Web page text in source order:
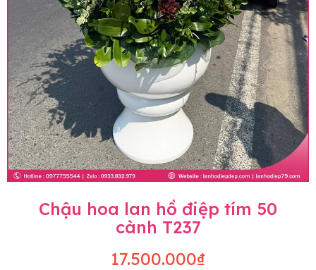
Chậu hoa lan hồ điệp tím 50
cành T237
17.500.000₫